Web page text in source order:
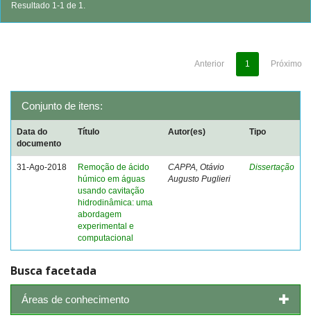
Resultado 1-1 de 1.
Anterior 1 Próximo
Conjunto de itens:
Data do
documento
Título Autor(es) Tipo
31-Ago-2018
Remoção de ácido
húmico em águas
usando cavitação
hidrodinâmica: uma
abordagem
experimental e
computacional
CAPPA, Otávio
Augusto Puglieri
Dissertação
Busca facetada
Áreas de conhecimento